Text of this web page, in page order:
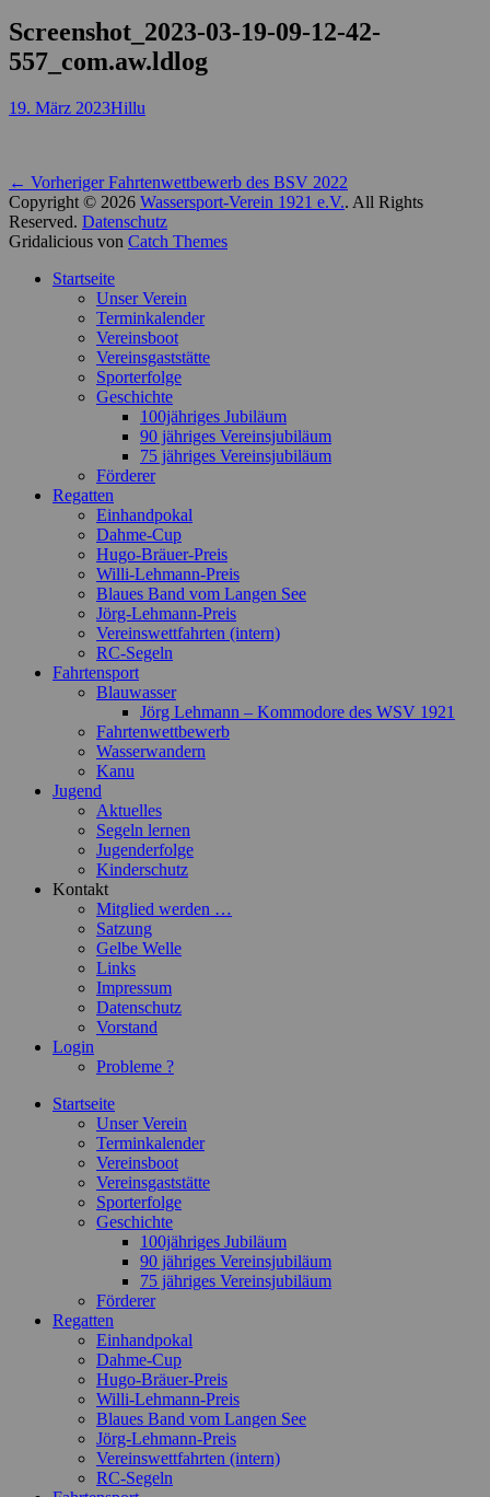
Screenshot_2023-03-19-09-12-42-
557_com.aw.ldlog
Posted
19. März 2023Autor
Hillu
Beitragsnavigation
← Vorheriger Vorheriger
Beitrag:
Fahrtenwettbewerb des BSV 2022
Copyright © 2026 Wassersport-Verein 1921 e.V.. All Rights
Reserved. Datenschutz
Gridalicious von Catch Themes
oben
Startseite
Unser Verein
Terminkalender
Vereinsboot
Vereinsgaststätte
Sporterfolge
Geschichte
100jähriges Jubiläum
90 jähriges Vereinsjubiläum
75 jähriges Vereinsjubiläum
Förderer
Regatten
Einhandpokal
Dahme-Cup
Hugo-Bräuer-Preis
Willi-Lehmann-Preis
Blaues Band vom Langen See
Jörg-Lehmann-Preis
Vereinswettfahrten (intern)
RC-Segeln
Fahrtensport
Blauwasser
Jörg Lehmann – Kommodore des WSV 1921
Fahrtenwettbewerb
Wasserwandern
Kanu
Jugend
Aktuelles
Segeln lernen
Jugenderfolge
Kinderschutz
Kontakt
Mitglied werden …
Satzung
Gelbe Welle
Links
Impressum
Datenschutz
Vorstand
Login
Probleme ?
Startseite
Unser Verein
Terminkalender
Vereinsboot
Vereinsgaststätte
Sporterfolge
Geschichte
100jähriges Jubiläum
90 jähriges Vereinsjubiläum
75 jähriges Vereinsjubiläum
Förderer
Regatten
Einhandpokal
Dahme-Cup
Hugo-Bräuer-Preis
Willi-Lehmann-Preis
Blaues Band vom Langen See
Jörg-Lehmann-Preis
Vereinswettfahrten (intern)
RC-Segeln